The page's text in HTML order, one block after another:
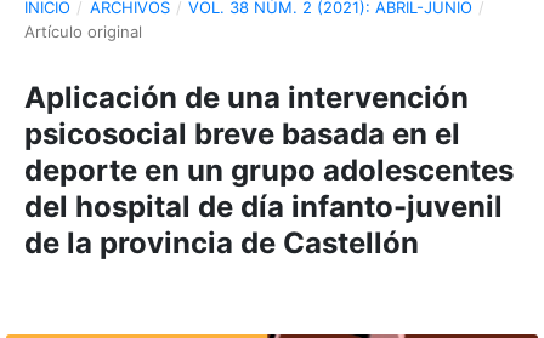
INICIO / ARCHIVOS / VOL. 38 NÚM. 2 (2021): ABRIL-JUNIO /
Artículo original
Aplicación de una intervención
psicosocial breve basada en el
deporte en un grupo adolescentes
del hospital de día infanto-juvenil
de la provincia de Castellón